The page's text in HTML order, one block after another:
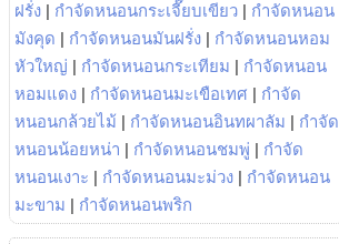
ฝรั่ง | กำจัดหนอนกระเจี๊ยบเขียว | กำจัดหนอน
มังคุด | กำจัดหนอนมันฝรั่ง | กำจัดหนอนหอม
หัวใหญ่ | กำจัดหนอนกระเทียม | กำจัดหนอน
หอมแดง | กำจัดหนอนมะเขือเทศ | กำจัด
หนอนกล้วยไม้ | กำจัดหนอนอินทผาลัม | กำจัด
หนอนน้อยหน่า | กำจัดหนอนชมพู่ | กำจัด
หนอนเงาะ | กำจัดหนอนมะม่วง | กำจัดหนอน
มะขาม | กำจัดหนอนพริก